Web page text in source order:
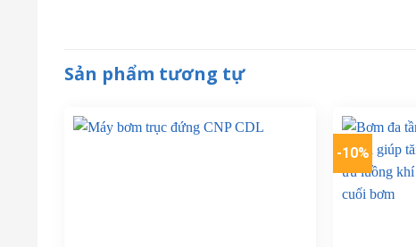
Sản phẩm tương tự
-10%